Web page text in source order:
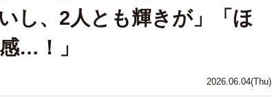
2026.06.04(Thu)
し、2人とも輝きが」「ほ
…！」